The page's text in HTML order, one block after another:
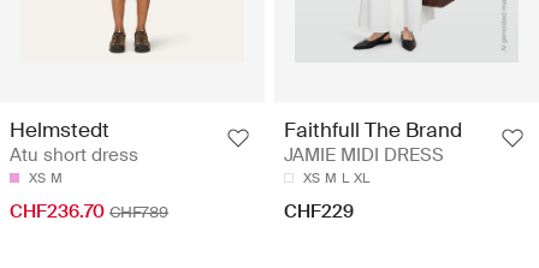
Helmstedt
Atu short dress
XS M
CHF236.70 CHF789
Faithfull The Brand
JAMIE MIDI DRESS
XS M L XL
CHF229